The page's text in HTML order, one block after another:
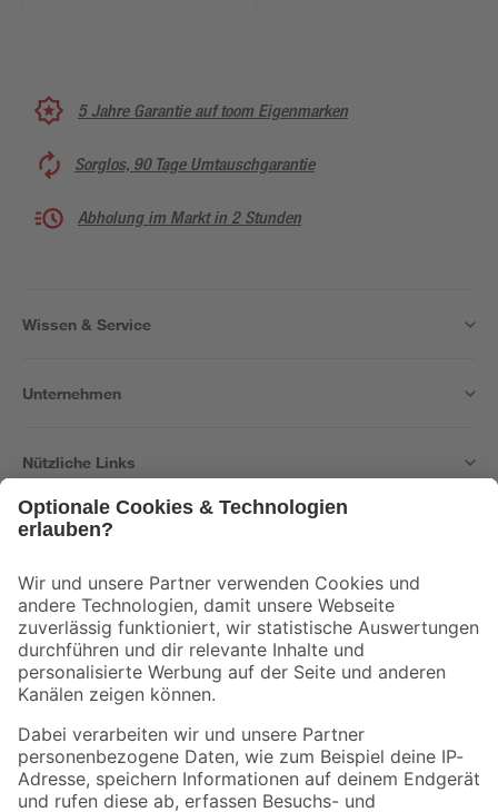
5 Jahre Garantie auf toom Eigenmarken
Sorglos, 90 Tage Umtauschgarantie
Abholung im Markt in 2 Stunden
Wissen & Service
Unternehmen
Nützliche Links
Der toom Newsletter: Keine Angebote und Aktionen mehr verpassen!
Zur Newsletter Anmeldung
Folge uns
Zahlungsarten Versandarten